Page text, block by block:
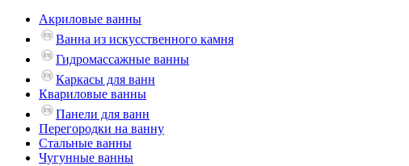
Акриловые ванны
Ванна из искусственного камня
Гидромассажные ванны
Каркасы для ванн
Квариловые ванны
Панели для ванн
Перегородки на ванну
Стальные ванны
Чугунные ванны